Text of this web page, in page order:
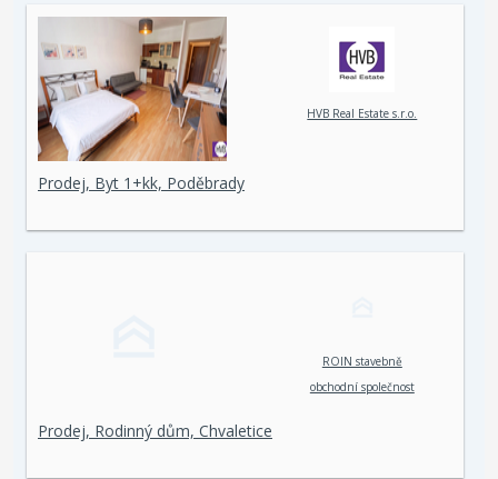
HVB Real Estate s.r.o.
Prodej, Byt 1+kk, Poděbrady
ROIN stavebně
obchodní společnost
Prodej, Rodinný dům, Chvaletice